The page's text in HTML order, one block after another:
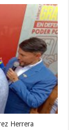
Herrera